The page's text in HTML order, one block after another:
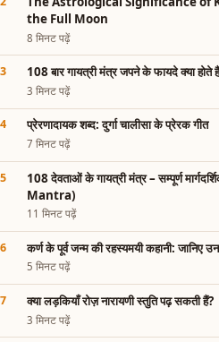
the Full Moon
8 मिनट पढ़ें
108 बार गायत्री मंत्र जपने के फायदे क्या होते
3 मिनट पढ़ें
प्रेरणादायक शब्द: दुर्गा चालीसा के प्रेरक गीत
7 मिनट पढ़ें
108 देवताओं के गायत्री मंत्र – सम्पूर्ण
Mantra)
11 मिनट पढ़ें
कर्ण के पूर्व जन्म की रहस्यमयी कहानी:
5 मिनट पढ़ें
क्या लड़कियाँ रोज़ नारायणी स्तुति पढ़ सकती हैं?
3 मिनट पढ़ें